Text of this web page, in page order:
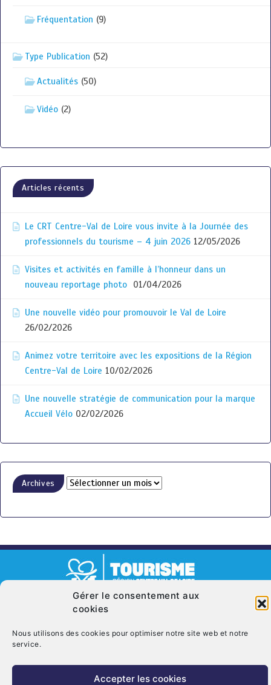
Gérer le consentement aux
cookies
Nous utilisons des cookies pour optimiser notre site web et notre
service.
Accepter les cookies
Fréquentation (9)
Type Publication (52)
Actualités (50)
Vidéo (2)
Articles récents
Le CRT Centre-Val de Loire vous invite à la Journée des
professionnels du tourisme – 4 juin 2026 12/05/2026
Visites et activités en famille à l’honneur dans un
nouveau reportage photo
01/04/2026
Une nouvelle vidéo pour promouvoir le Val de Loire
26/02/2026
Animez votre territoire avec les expositions de la Région
Centre-Val de Loire 10/02/2026
Une nouvelle stratégie de communication pour la marque
Accueil Vélo 02/02/2026
Archives
© Copyright 2026. CRT Centre-Val De Loire
Nous contacter